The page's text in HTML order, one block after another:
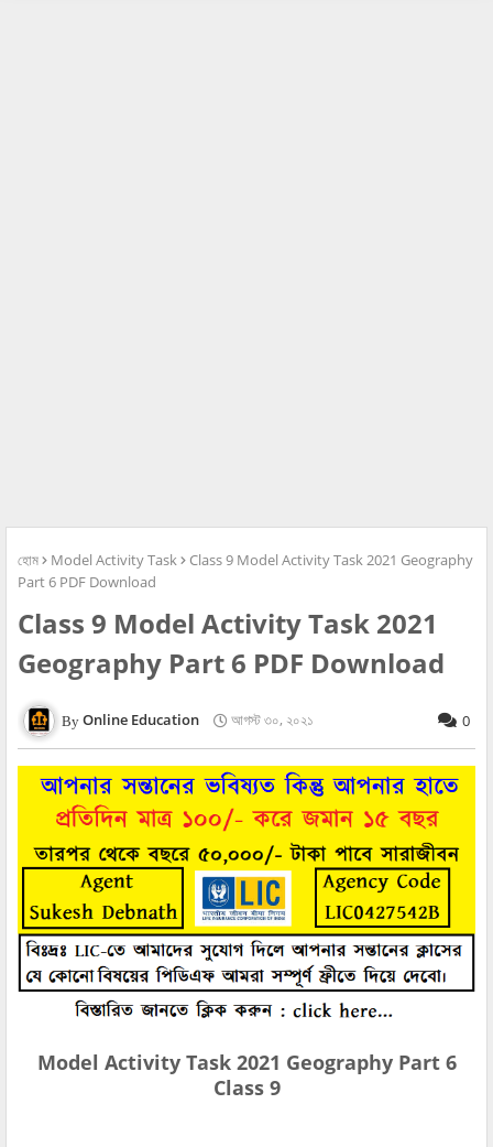
হোম Model Activity Task
Class 9 Model Activity Task 2021 Geography
Part 6 PDF Download
Class 9 Model Activity Task 2021
Geography Part 6 PDF Download
Online Education আগস্ট ৩০, ২০২১ 0
Model Activity Task 2021 Geography Part 6
Class 9